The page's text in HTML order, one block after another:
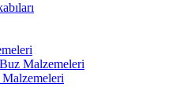
Malzemeleri